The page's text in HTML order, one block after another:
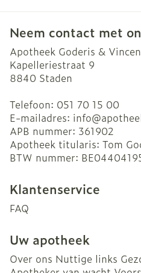
Neem contact met
Apotheek Goderis &
Kapelleriestraat 9
8840 Staden
Telefoon: 051 70 15 00
E-mailadres: info@
APB nummer: 361902
Apotheek titularis: Tom
BTW nummer:
Klantenservice
FAQ
Uw apotheek
Over ons Nuttige links